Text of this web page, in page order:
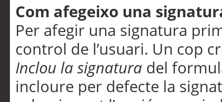
Com afegeixo una
Per afegir una signatura
control de l’usuari. Un cop
Inclou la signatura del
incloure per defecte la